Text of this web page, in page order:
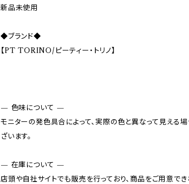
新品未使用
◆ブランド◆
【PT TORINO/ピーティー・トリノ】
— 色味について —
モニターの発色具合によって、実際の色と異なって見える
ざいます。
— 在庫について —
店頭や自社サイトでも販売を行っており、商品をご用意で